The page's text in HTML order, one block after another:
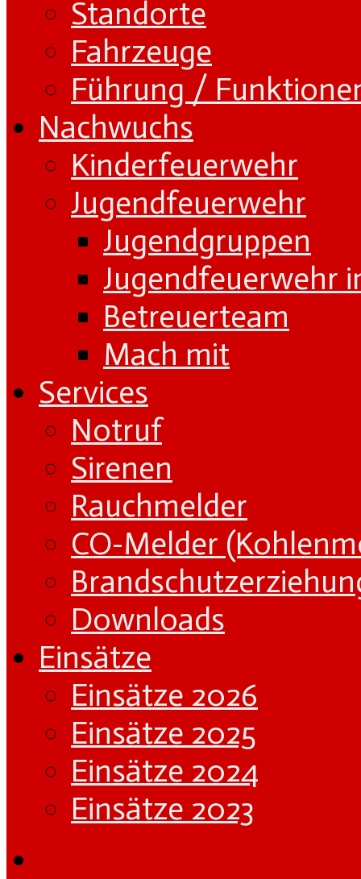
Standorte
Fahrzeuge
Führung /
Nachwuchs
Kinderfeuerwehr
Jugendfeuerwehr
Jugendgruppen
Jugendfeuerwehr
Betreuerteam
Mach mit
Services
Notruf
Sirenen
Rauchmelder
CO-Melder
Downloads
Einsätze
Einsätze 2026
Einsätze 2025
Einsätze 2024
Einsätze 2023